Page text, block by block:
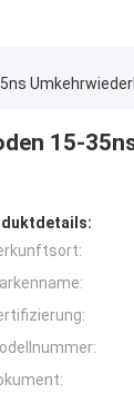
15-